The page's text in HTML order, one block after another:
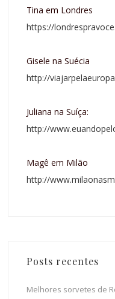
Tina em Londres
https://
Gisele na Suécia
http://
Juliana na Suíça:
http://
Magê em Milão
http://
Posts recentes
Melhores sorvetes de